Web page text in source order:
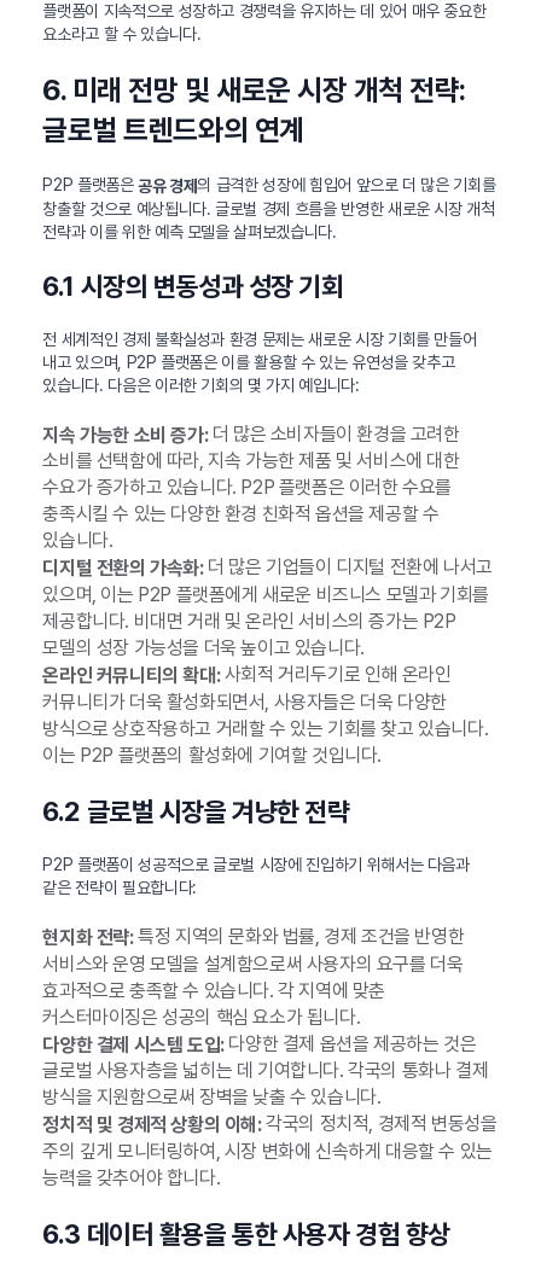
플랫폼이 지속적으로 성장하고 경쟁력을 유지하는 데 있어 매우 중요한
요소라고 할 수 있습니다.
6. 미래 전망 및 새로운 시장 개척 전략:
글로벌 트렌드와의 연계
P2P 플랫폼은공유 경제의 급격한 성장에 힘입어 앞으로 더 많은 기회를
창출할 것으로 예상됩니다. 글로벌 경제 흐름을 반영한 새로운 시장 개척
전략과 이를 위한 예측 모델을 살펴보겠습니다.
6.1 시장의 변동성과 성장 기회
전 세계적인 경제 불확실성과 환경 문제는 새로운 시장 기회를 만들어
내고 있으며, P2P 플랫폼은 이를 활용할 수 있는 유연성을 갖추고
있습니다. 다음은 이러한 기회의 몇 가지 예입니다:
지속 가능한 소비 증가:더 많은 소비자들이 환경을 고려한
소비를 선택함에 따라, 지속 가능한 제품 및 서비스에 대한
수요가 증가하고 있습니다. P2P 플랫폼은 이러한 수요를
충족시킬 수 있는 다양한 환경 친화적 옵션을 제공할 수
있습니다.
디지털 전환의 가속화:더 많은 기업들이 디지털 전환에 나서고
있으며, 이는 P2P 플랫폼에게 새로운 비즈니스 모델과 기회를
제공합니다. 비대면 거래 및 온라인 서비스의 증가는 P2P
모델의 성장 가능성을 더욱 높이고 있습니다.
온라인 커뮤니티의 확대:사회적 거리두기로 인해 온라인
커뮤니티가 더욱 활성화되면서, 사용자들은 더욱 다양한
방식으로 상호작용하고 거래할 수 있는 기회를 찾고 있습니다.
이는 P2P 플랫폼의 활성화에 기여할 것입니다.
6.2 글로벌 시장을 겨냥한 전략
P2P 플랫폼이 성공적으로 글로벌 시장에 진입하기 위해서는 다음과
같은 전략이 필요합니다:
현지화 전략:특정 지역의 문화와 법률, 경제 조건을 반영한
서비스와 운영 모델을 설계함으로써 사용자의 요구를 더욱
효과적으로 충족할 수 있습니다. 각 지역에 맞춘
커스터마이징은 성공의 핵심 요소가 됩니다.
다양한 결제 시스템 도입:다양한 결제 옵션을 제공하는 것은
글로벌 사용자층을 넓히는 데 기여합니다. 각국의 통화나 결제
방식을 지원함으로써 장벽을 낮출 수 있습니다.
정치적 및 경제적 상황의 이해:각국의 정치적, 경제적 변동성을
주의 깊게 모니터링하여, 시장 변화에 신속하게 대응할 수 있는
능력을 갖추어야 합니다.
6.3 데이터 활용을 통한 사용자 경험 향상